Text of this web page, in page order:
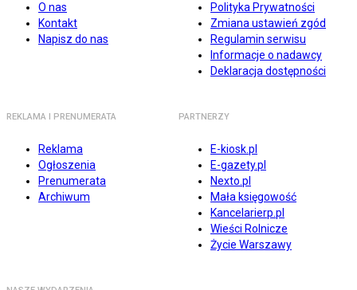
O nas
Kontakt
Napisz do nas
Polityka Prywatności
Zmiana ustawień zgód
Regulamin serwisu
Informacje o nadawcy
Deklaracja dostępności
REKLAMA I PRENUMERATA
Reklama
Ogłoszenia
Prenumerata
Archiwum
PARTNERZY
E-kiosk.pl
E-gazety.pl
Nexto.pl
Mała księgowość
Kancelarierp.pl
Wieści Rolnicze
Życie Warszawy